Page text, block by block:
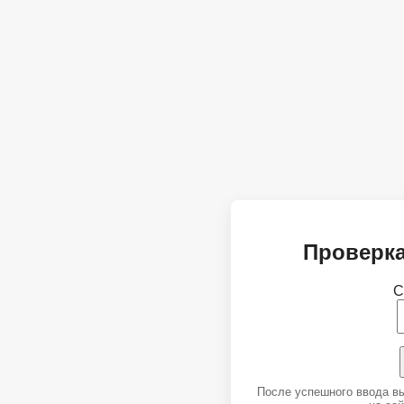
После успешного ввода